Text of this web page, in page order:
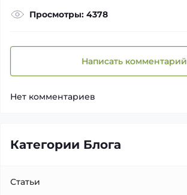
Просмотры: 4378
Написать комментарий
Нет комментариев
Категории Блога
Статьи